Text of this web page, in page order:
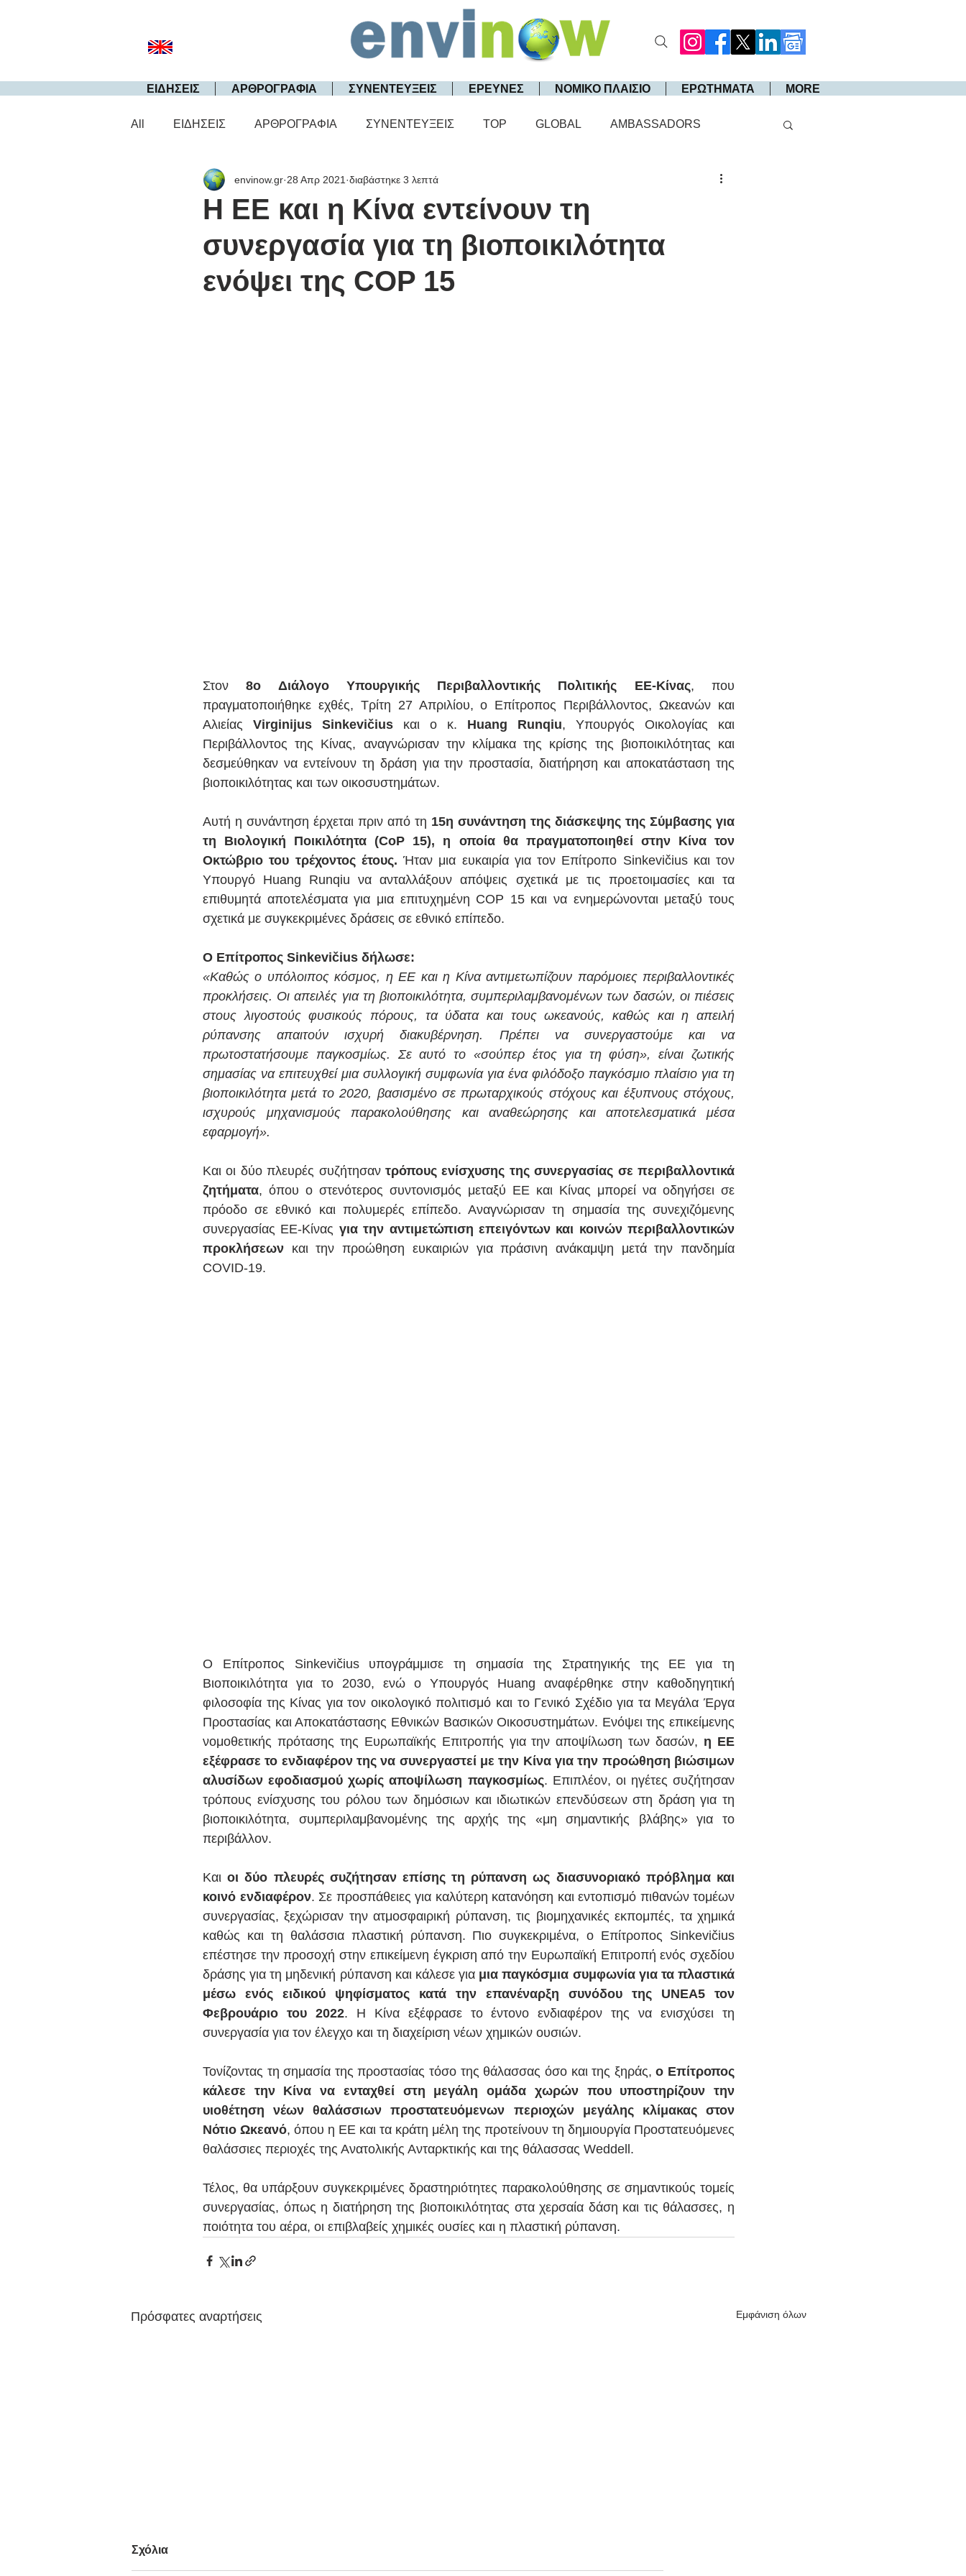
ΕΙΔΗΣΕΙΣ ΑΡΘΡΟΓΡΑΦΙΑ ΣΥΝΕΝΤΕΥΞΕΙΣ ΕΡΕΥΝΕΣ ΝΟΜΙΚΟ ΠΛΑΙΣΙΟ ΕΡΩΤΗΜΑΤΑ MORE
All ΕΙΔΗΣΕΙΣ ΑΡΘΡΟΓΡΑΦΙΑ ΣΥΝΕΝΤΕΥΞΕΙΣ TOP GLOBAL AMBASSADORS
Η ΕΕ και η Κίνα εντείνουν τη
συνεργασία για τη βιοποικιλότητα
ενόψει της COP 15
envinow.gr 28 Απρ 2021 διαβάστηκε 3 λεπτά
Στον 8ο Διάλογο Υπουργικής Περιβαλλοντικής Πολιτικής ΕΕ-Κίνας, που
πραγματοποιήθηκε εχθές, Τρίτη 27 Απριλίου, ο Επίτροπος Περιβάλλοντος, Ωκεανών και
Αλιείας Virginijus Sinkevičius και ο κ. Huang Runqiu, Υπουργός Οικολογίας και
Περιβάλλοντος της Κίνας, αναγνώρισαν την κλίμακα της κρίσης της βιοποικιλότητας και
δεσμεύθηκαν να εντείνουν τη δράση για την προστασία, διατήρηση και αποκατάσταση της
βιοποικιλότητας και των οικοσυστημάτων.
Αυτή η συνάντηση έρχεται πριν από τη 15η συνάντηση της διάσκεψης της Σύμβασης για
τη Βιολογική Ποικιλότητα (CoP 15), η οποία θα πραγματοποιηθεί στην Κίνα τον
Οκτώβριο του τρέχοντος έτους. Ήταν μια ευκαιρία για τον Επίτροπο Sinkevičius και τον
Υπουργό Huang Runqiu να ανταλλάξουν απόψεις σχετικά με τις προετοιμασίες και τα
επιθυμητά αποτελέσματα για μια επιτυχημένη COP 15 και να ενημερώνονται μεταξύ τους
σχετικά με συγκεκριμένες δράσεις σε εθνικό επίπεδο.
Ο Επίτροπος Sinkevičius δήλωσε:
«Καθώς ο υπόλοιπος κόσμος, η ΕΕ και η Κίνα αντιμετωπίζουν παρόμοιες περιβαλλοντικές
προκλήσεις. Οι απειλές για τη βιοποικιλότητα, συμπεριλαμβανομένων των δασών, οι πιέσεις
στους λιγοστούς φυσικούς πόρους, τα ύδατα και τους ωκεανούς, καθώς και η απειλή
ρύπανσης απαιτούν ισχυρή διακυβέρνηση. Πρέπει να συνεργαστούμε και να
πρωτοστατήσουμε παγκοσμίως. Σε αυτό το «σούπερ έτος για τη φύση», είναι ζωτικής
σημασίας να επιτευχθεί μια συλλογική συμφωνία για ένα φιλόδοξο παγκόσμιο πλαίσιο για τη
βιοποικιλότητα μετά το 2020, βασισμένο σε πρωταρχικούς στόχους και έξυπνους στόχους,
ισχυρούς μηχανισμούς παρακολούθησης και αναθεώρησης και αποτελεσματικά μέσα
εφαρμογή».
Και οι δύο πλευρές συζήτησαν τρόπους ενίσχυσης της συνεργασίας σε περιβαλλοντικά
ζητήματα, όπου ο στενότερος συντονισμός μεταξύ ΕΕ και Κίνας μπορεί να οδηγήσει σε
πρόοδο σε εθνικό και πολυμερές επίπεδο. Αναγνώρισαν τη σημασία της συνεχιζόμενης
συνεργασίας ΕΕ-Κίνας για την αντιμετώπιση επειγόντων και κοινών περιβαλλοντικών
προκλήσεων και την προώθηση ευκαιριών για πράσινη ανάκαμψη μετά την πανδημία
COVID-19.
Ο Επίτροπος Sinkevičius υπογράμμισε τη σημασία της Στρατηγικής της ΕΕ για τη
Βιοποικιλότητα για το 2030, ενώ ο Υπουργός Huang αναφέρθηκε στην καθοδηγητική
φιλοσοφία της Κίνας για τον οικολογικό πολιτισμό και το Γενικό Σχέδιο για τα Μεγάλα Έργα
Προστασίας και Αποκατάστασης Εθνικών Βασικών Οικοσυστημάτων. Ενόψει της επικείμενης
νομοθετικής πρότασης της Ευρωπαϊκής Επιτροπής για την αποψίλωση των δασών, η ΕΕ
εξέφρασε το ενδιαφέρον της να συνεργαστεί με την Κίνα για την προώθηση βιώσιμων
αλυσίδων εφοδιασμού χωρίς αποψίλωση παγκοσμίως. Επιπλέον, οι ηγέτες συζήτησαν
τρόπους ενίσχυσης του ρόλου των δημόσιων και ιδιωτικών επενδύσεων στη δράση για τη
βιοποικιλότητα, συμπεριλαμβανομένης της αρχής της «μη σημαντικής βλάβης» για το
περιβάλλον.
Και οι δύο πλευρές συζήτησαν επίσης τη ρύπανση ως διασυνοριακό πρόβλημα και
κοινό ενδιαφέρον. Σε προσπάθειες για καλύτερη κατανόηση και εντοπισμό πιθανών τομέων
συνεργασίας, ξεχώρισαν την ατμοσφαιρική ρύπανση, τις βιομηχανικές εκπομπές, τα χημικά
καθώς και τη θαλάσσια πλαστική ρύπανση. Πιο συγκεκριμένα, ο Επίτροπος Sinkevičius
επέστησε την προσοχή στην επικείμενη έγκριση από την Ευρωπαϊκή Επιτροπή ενός σχεδίου
δράσης για τη μηδενική ρύπανση και κάλεσε για μια παγκόσμια συμφωνία για τα πλαστικά
μέσω ενός ειδικού ψηφίσματος κατά την επανέναρξη συνόδου της UNEA5 τον
Φεβρουάριο του 2022. Η Κίνα εξέφρασε το έντονο ενδιαφέρον της να ενισχύσει τη
συνεργασία για τον έλεγχο και τη διαχείριση νέων χημικών ουσιών.
Τονίζοντας τη σημασία της προστασίας τόσο της θάλασσας όσο και της ξηράς, ο Επίτροπος
κάλεσε την Κίνα να ενταχθεί στη μεγάλη ομάδα χωρών που υποστηρίζουν την
υιοθέτηση νέων θαλάσσιων προστατευόμενων περιοχών μεγάλης κλίμακας στον
Νότιο Ωκεανό, όπου η ΕΕ και τα κράτη μέλη της προτείνουν τη δημιουργία Προστατευόμενες
θαλάσσιες περιοχές της Ανατολικής Ανταρκτικής και της θάλασσας Weddell.
Τέλος, θα υπάρξουν συγκεκριμένες δραστηριότητες παρακολούθησης σε σημαντικούς τομείς
συνεργασίας, όπως η διατήρηση της βιοποικιλότητας στα χερσαία δάση και τις θάλασσες, η
ποιότητα του αέρα, οι επιβλαβείς χημικές ουσίες και η πλαστική ρύπανση.
Πρόσφατες αναρτήσεις Εμφάνιση όλων
Σχόλια